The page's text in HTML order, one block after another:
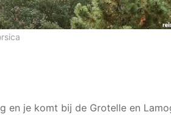
en je komt bij de Grotelle en